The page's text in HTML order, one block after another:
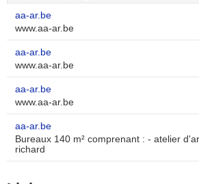
aa-ar.be
www.aa-ar.be
aa-ar.be
www.aa-ar.be
aa-ar.be
www.aa-ar.be
aa-ar.be
Bureaux 140 m² comprenant : - atelier
richard